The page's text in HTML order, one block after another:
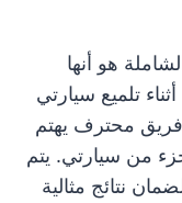
هو أنها
تلميع سيارتي
فريق محترف يهتم
من سيارتي. يتم
نتائج مثالية